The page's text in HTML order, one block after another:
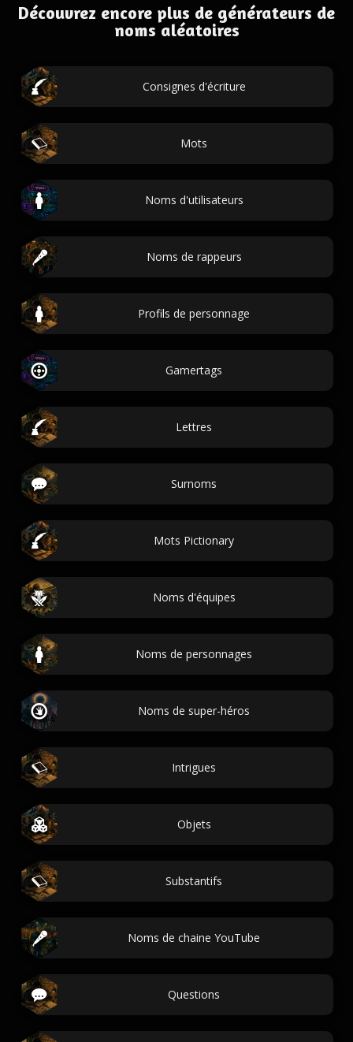
Découvrez encore plus de générateurs de
noms aléatoires
Consignes d'écriture
Mots
Noms d'utilisateurs
Noms de rappeurs
Profils de personnage
Gamertags
Lettres
Surnoms
Mots Pictionary
Noms d'équipes
Noms de personnages
Noms de super-héros
Intrigues
Objets
Substantifs
Noms de chaine YouTube
Questions